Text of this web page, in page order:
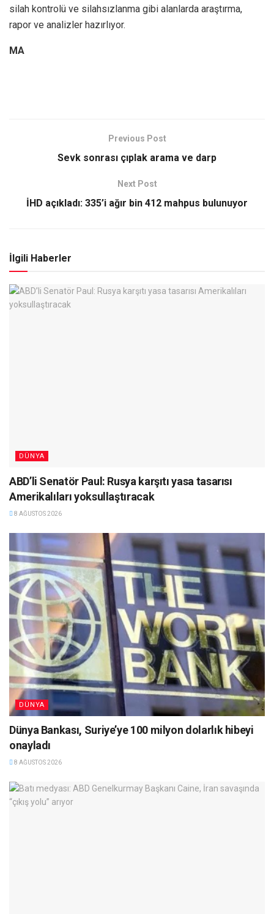
silah kontrolü ve silahsızlanma gibi alanlarda araştırma,
rapor ve analizler hazırlıyor.
MA
Previous Post
Sevk sonrası çıplak arama ve darp
Next Post
İHD açıkladı: 335’i ağır bin 412 mahpus bulunuyor
İlgili Haberler
DÜNYA
ABD’li Senatör Paul: Rusya karşıtı yasa tasarısı
Amerikalıları yoksullaştıracak
8 AĞUSTOS 2026
DÜNYA
Dünya Bankası, Suriye’ye 100 milyon dolarlık hibeyi
onayladı
8 AĞUSTOS 2026